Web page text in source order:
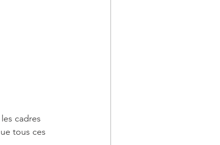
cadres
tous ces